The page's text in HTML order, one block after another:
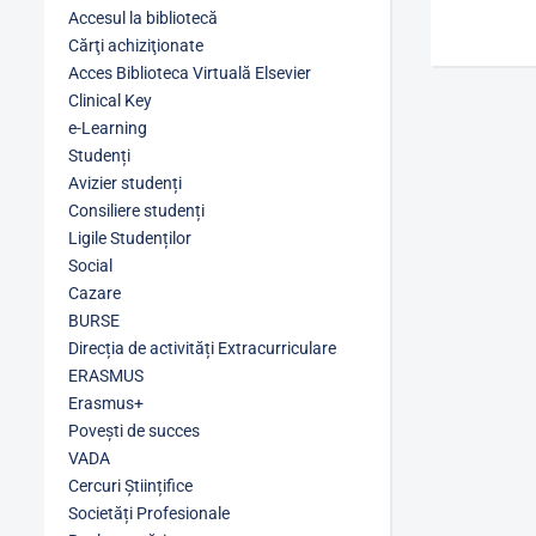
Accesul la bibliotecă
Cărţi achiziţionate
Acces Biblioteca Virtuală Elsevier
Clinical Key
e-Learning
Studenți
Avizier studenți
Consiliere studenți
Ligile Studenților
Social
Cazare
BURSE
Direcția de activități Extracurriculare
ERASMUS
Erasmus+
Povești de succes
VADA
Cercuri Științifice
Societăți Profesionale